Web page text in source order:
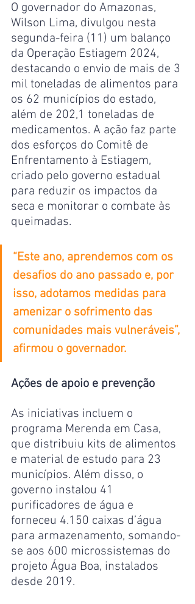
O governador do Amazonas,
Wilson Lima, divulgou nesta
segunda-feira (11) um balanço
da Operação Estiagem 2024,
destacando o envio de mais de 3
mil toneladas de alimentos para
os 62 municípios do estado,
além de 202,1 toneladas de
medicamentos. A ação faz parte
dos esforços do Comitê de
Enfrentamento à Estiagem,
criado pelo governo estadual
para reduzir os impactos da
seca e monitorar o combate às
queimadas.
“Este ano, aprendemos com os
desafios do ano passado e, por
isso, adotamos medidas para
amenizar o sofrimento das
comunidades mais vulneráveis”,
afirmou o governador.
Ações de apoio e prevenção
As iniciativas incluem o
programa Merenda em Casa,
que distribuiu kits de alimentos
e material de estudo para 23
municípios. Além disso, o
governo instalou 41
purificadores de água e
forneceu 4.150 caixas d’água
para armazenamento, somando-
se aos 600 microssistemas do
projeto Água Boa, instalados
desde 2019.